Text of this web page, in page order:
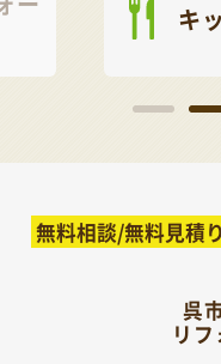
ッチンリフォーム
無料相談/無料見積り
呉
リ